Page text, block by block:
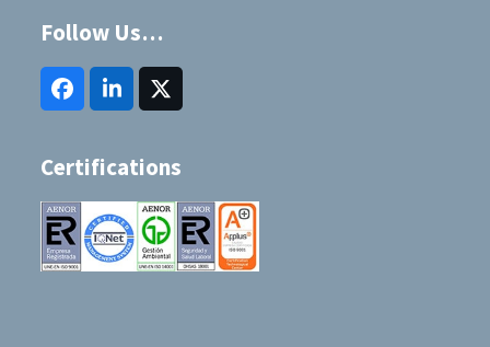
Follow Us…
FacebookLinkedInTwitter
(deprecated)
Certifications